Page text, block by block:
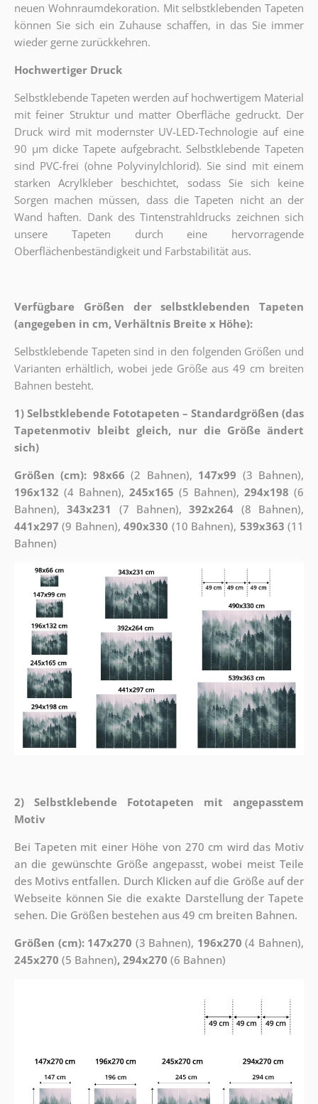
neuen Wohnraumdekoration. Mit selbstklebenden Tapeten
können Sie sich ein Zuhause schaffen, in das Sie immer
wieder gerne zurückkehren.
Hochwertiger Druck
Selbstklebende Tapeten werden auf hochwertigem Material
mit feiner Struktur und matter Oberfläche gedruckt. Der
Druck wird mit modernster UV-LED-Technologie auf eine
90 µm dicke Tapete aufgebracht. Selbstklebende Tapeten
sind PVC-frei (ohne Polyvinylchlorid). Sie sind mit einem
starken Acrylkleber beschichtet, sodass Sie sich keine
Sorgen machen müssen, dass die Tapeten nicht an der
Wand haften. Dank des Tintenstrahldrucks zeichnen sich
unsere Tapeten durch eine hervorragende
Oberflächenbeständigkeit und Farbstabilität aus.
Verfügbare Größen der selbstklebenden Tapeten
(angegeben in cm, Verhältnis Breite x Höhe):
Selbstklebende Tapeten sind in den folgenden Größen und
Varianten erhältlich, wobei jede Größe aus 49 cm breiten
Bahnen besteht.
1) Selbstklebende Fototapeten – Standardgrößen (das
Tapetenmotiv bleibt gleich, nur die Größe ändert
sich)
Größen (cm): 98x66 (2 Bahnen), 147x99 (3 Bahnen),
196x132 (4 Bahnen), 245x165 (5 Bahnen),294x198 (6
Bahnen),343x231 (7 Bahnen),392x264 (8 Bahnen),
441x297 (9 Bahnen),490x330 (10 Bahnen), 539x363 (11
Bahnen)
2) Selbstklebende Fototapeten mit angepasstem
Motiv
Bei Tapeten mit einer Höhe von 270 cm wird das Motiv
an die gewünschte Größe angepasst, wobei meist Teile
des Motivs entfallen. Durch Klicken auf die Größe auf der
Webseite können Sie die exakte Darstellung der Tapete
sehen. Die Größen bestehen aus 49 cm breiten Bahnen.
Größen (cm): 147x270 (3 Bahnen), 196x270 (4 Bahnen),
245x270 (5 Bahnen), 294x270 (6 Bahnen)